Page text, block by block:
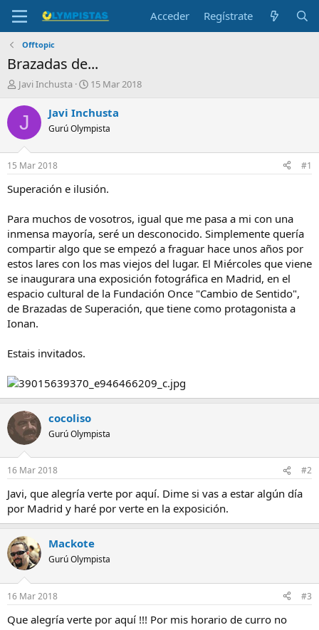
Acceder Regístrate
Offtopic
Brazadas de...
I
i
a
d
o
r
d
l
t
e
m
a
Javi Inchusta
F
c
a
i
n
i
o
15 Mar 2018
J Javi Inchusta
Gurú Olympista
15 Mar 2018 #1
Superación e ilusión.
Para muchos de vosotros, igual que me pasa a mi con una
inmensa mayoría, seré un desconocido. Simplemente quería
compartir algo que se empezó a fraguar hace unos años por
estos lares con los mas viejos del lugar. El Miércoles que viene
se inaugurara una exposición fotográfica en Madrid, en el
espacio cultural de la Fundación Once "Cambio de Sentido",
de Brazadas de Superación, que tiene como protagonista a
Ionan.
Estais invitados.
cocoliso
Gurú Olympista
16 Mar 2018 #2
Javi, que alegría verte por aquí. Dime si vas a estar algún día
por Madrid y haré por verte en la exposición.
Mackote
Gurú Olympista
16 Mar 2018 #3
Que alegría verte por aquí !!! Por mis horario de curro no